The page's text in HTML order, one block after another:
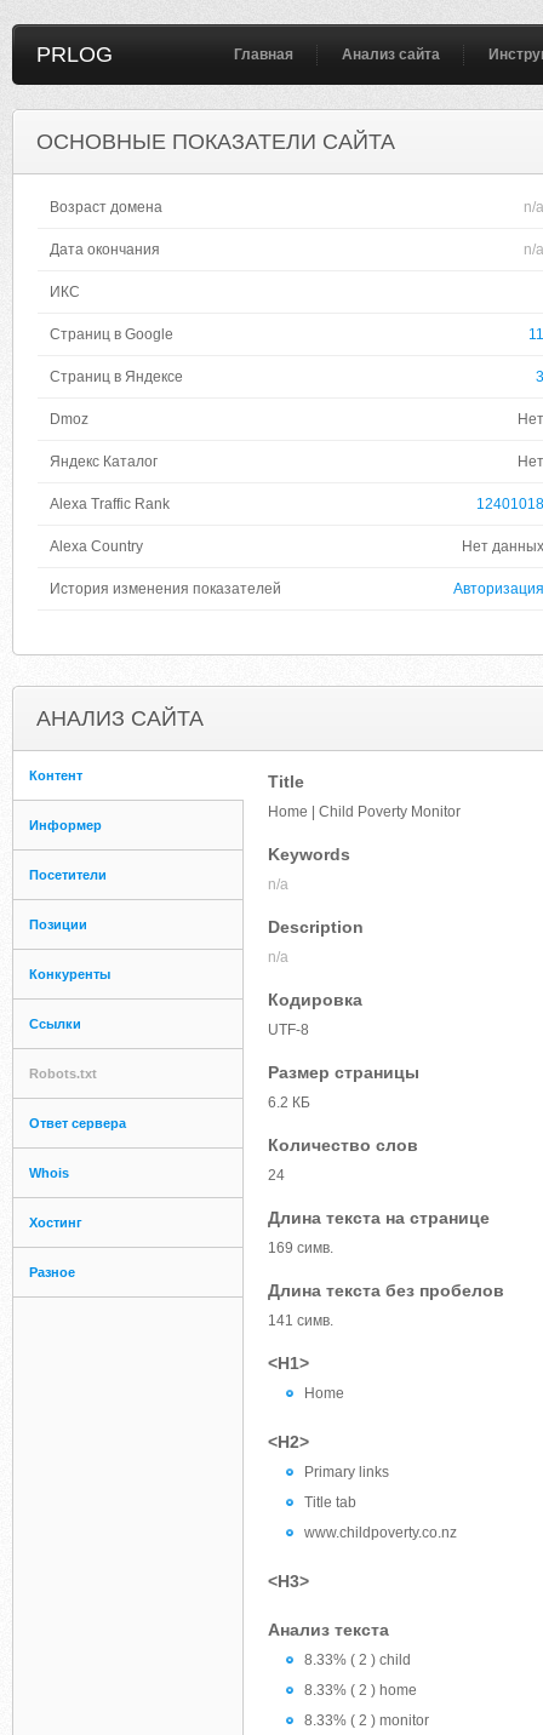
PRLOG Главная Анализ сайта
ОСНОВНЫЕ ПОКАЗАТЕЛИ САЙТА
Возраст домена n/a
Дата окончания n/a
ИКС
Страниц в Google 11
Страниц в Яндексе 3
Dmoz Нет
Яндекс Каталог Нет
Alexa Traffic Rank 12401018
Alexa Country Нет данных
История изменения показателей Авторизация
АНАЛИЗ САЙТА
Контент
Информер
Посетители
Позиции
Конкуренты
Ссылки
Robots.txt
Ответ сервера
Whois
Хостинг
Разное
Title
Home | Child Poverty Monitor
Keywords
n/a
Description
n/a
Кодировка
UTF-8
Размер страницы
6.2 КБ
Количество слов
24
Длина текста на странице
169 симв.
Длина текста без пробелов
141 симв.
<H1>
Home
<H2>
Primary links
Title tab
www.childpoverty.co.nz
<H3>
Анализ текста
8.33% ( 2 ) child
8.33% ( 2 ) home
8.33% ( 2 ) monitor